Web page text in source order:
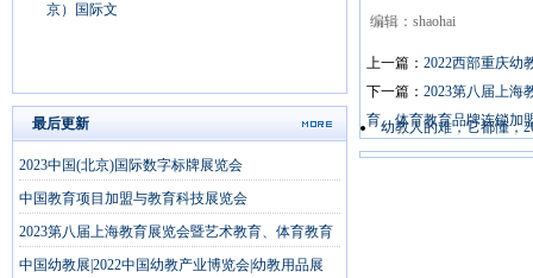
京）国际文
最后更新
2023中国(北京)国际数字标牌展览会
中国教育项目加盟与教育科技展览会
2023第八届上海教育展览会暨艺术教育、体育教育
中国幼教展|2022中国幼教产业博览会|幼教用品展
编辑：shaohai
上一篇： 2022西部重庆幼
下一篇： 2023第八届上海
育、体育教育品牌连锁加
幼教人的难，它都懂，